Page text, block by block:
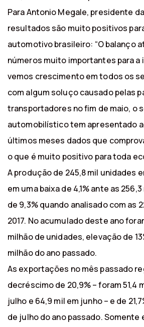
Para Antonio Megale, presidente
resultados são muito positivos
automotivo brasileiro: “O balanço
números muito importantes para a
vemos crescimento em todos os
com algum soluço causado pelas
transportadores no fim de maio, o
automobilístico tem apresentado
últimos meses dados que
o que é muito positivo para toda
A produção de 245,8 mil unidades
em uma baixa de 4,1% ante as
de 9,3% quando analisado com as
2017. No acumulado deste ano
milhão de unidades, elevação de
milhão do ano passado.
As exportações no mês passado
decréscimo de 20,9% – foram 51,4
julho e 64,9 mil em junho – e de
de julho do ano passado. Somente